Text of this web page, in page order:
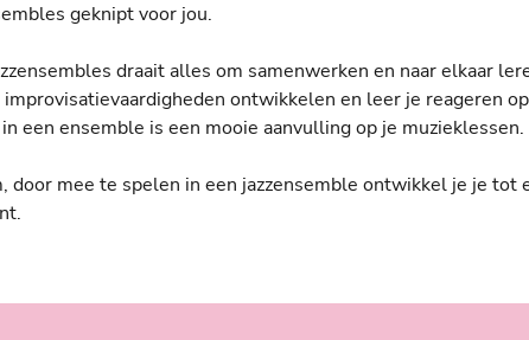
geknipt voor jou.
draait alles om samenwerken en naar elkaar
improvisatievaardigheden ontwikkelen en leer je reageren
een ensemble is een mooie aanvulling op je muzieklessen.
door mee te spelen in een jazzensemble ontwikkel je je tot